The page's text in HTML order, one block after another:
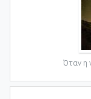
Όταν η